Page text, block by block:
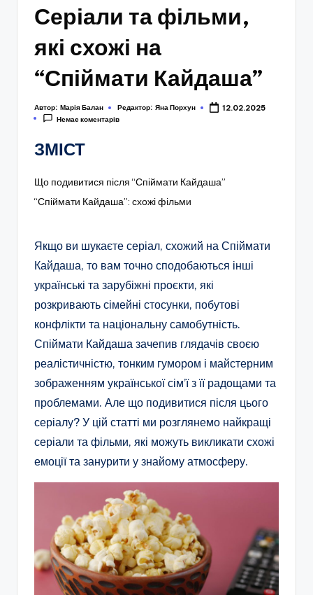
Серіали та фільми,
які схожі на
“Спіймати Кайдаша”
Автор: Марія Балан Редактор: Яна Порхун
12.02.2025
Немає коментарів
ЗМІСТ
Що подивитися після “Спіймати Кайдаша”
“Спіймати Кайдаша”: схожі фільми
Якщо ви шукаєте серіал, схожий на Спіймати
Кайдаша, то вам точно сподобаються інші
українські та зарубіжні проєкти, які
розкривають сімейні стосунки, побутові
конфлікти та національну самобутність.
Спіймати Кайдаша зачепив глядачів своєю
реалістичністю, тонким гумором і майстерним
зображенням української сім’ї з її радощами та
проблемами. Але що подивитися після цього
серіалу? У цій статті ми розглянемо найкращі
серіали та фільми, які можуть викликати схожі
емоції та занурити у знайому атмосферу.